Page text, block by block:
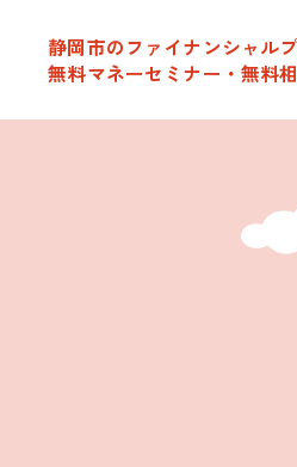
静岡市のファイナンシャル
無料マネーセミナー・無料
サービスのご案内
マネーセミナー開催